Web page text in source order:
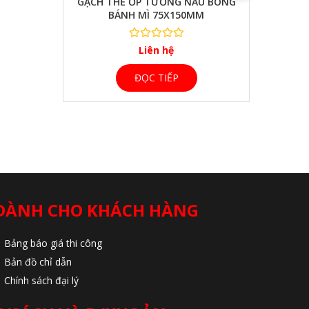
BÁNH MÌ 75X150MM
Liên hệ
ĐỌC TIẾP
CHO KHÁCH HÀNG
Bảng báo giá thi công
Bản đồ chỉ dẫn
Chính sách đại lý